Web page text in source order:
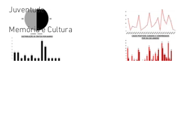
Juventude
Memória e Cultura